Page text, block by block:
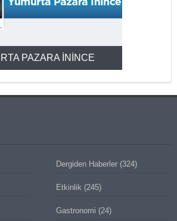
PAZARA İNİNCE
Dergiden Haberler (324)
Etkinlik (245)
Gastronomi (24)